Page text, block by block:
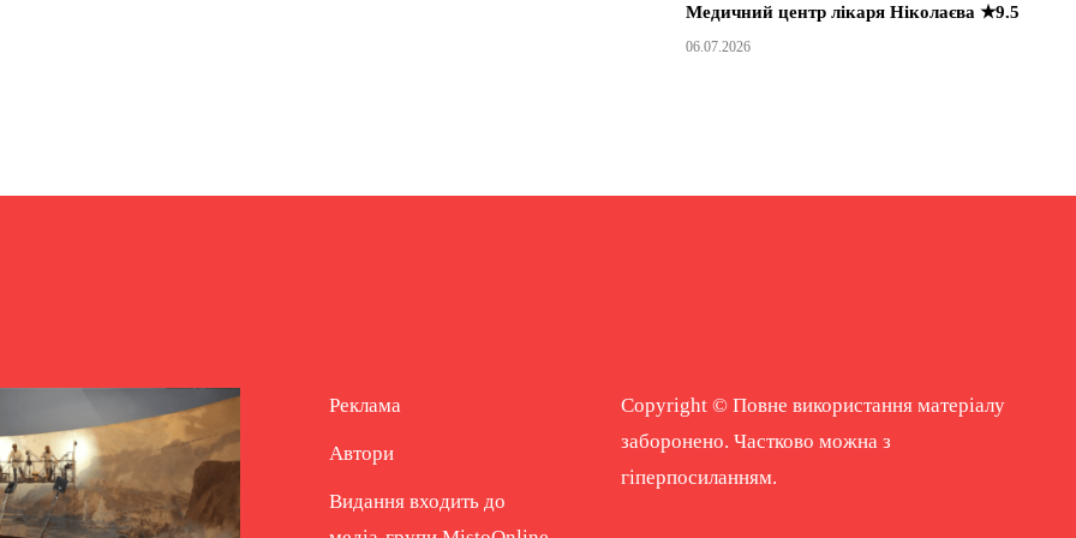
Медичний центр лікаря Ніколаєва ★9.5
06.07.2026
Реклама
Автори
Видання входить до
Copyright © Повне використання матеріалу
заборонено. Частково можна з
гіперпосиланням.